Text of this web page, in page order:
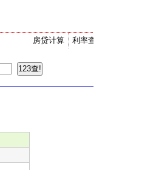
利率查询
房贷计算